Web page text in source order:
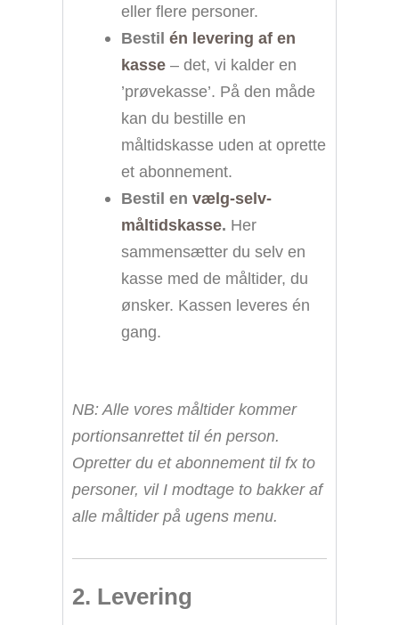
eller flere personer.
Bestil én levering af en
kasse – det, vi kalder en
’prøvekasse’. På den måde
kan du bestille en
måltidskasse uden at oprette
et abonnement.
Bestil en vælg-selv-
måltidskasse. Her
sammensætter du selv en
kasse med de måltider, du
ønsker. Kassen leveres én
gang.
NB: Alle vores måltider kommer
portionsanrettet til én person.
Opretter du et abonnement til fx to
personer, vil I modtage to bakker af
alle måltider på ugens menu.
2. Levering